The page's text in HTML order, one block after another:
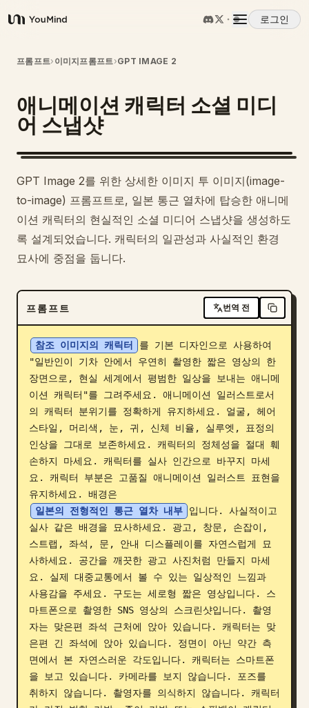
YouMind
로그인
개요
사용 사례
스킬
프롬프트
가격
블로그
업데이트
프롬프트› 이미지프롬프트›GPT IMAGE 2
애니메이션 캐릭터 소셜 미디
어 스냅샷
GPT Image 2를 위한 상세한 이미지 투 이미지(image-
to-image) 프롬프트로, 일본 통근 열차에 탑승한 애니메
이션 캐릭터의 현실적인 소셜 미디어 스냅샷을 생성하도
록 설계되었습니다. 캐릭터의 일관성과 사실적인 환경
묘사에 중점을 둡니다.
프롬프트 번역 전
참조 이미지의 캐릭터
를 기본 디자인으로 사용하여
"일반인이 기차 안에서 우연히 촬영한 짧은 영상의 한
장면으로, 현실 세계에서 평범한 일상을 보내는 애니메
이션 캐릭터"를 그려주세요. 애니메이션 일러스트로서
의 캐릭터 분위기를 정확하게 유지하세요. 얼굴, 헤어
스타일, 머리색, 눈, 귀, 신체 비율, 실루엣, 표정의
인상을 그대로 보존하세요. 캐릭터의 정체성을 절대 훼
손하지 마세요. 캐릭터를 실사 인간으로 바꾸지 마세
요. 캐릭터 부분은 고품질 애니메이션 일러스트 표현을
유지하세요. 배경은
일본의 전형적인 통근 열차 내부
입니다. 사실적이고
실사 같은 배경을 묘사하세요. 광고, 창문, 손잡이,
스트랩, 좌석, 문, 안내 디스플레이를 자연스럽게 묘
사하세요. 공간을 깨끗한 광고 사진처럼 만들지 마세
요. 실제 대중교통에서 볼 수 있는 일상적인 느낌과
사용감을 주세요. 구도는 세로형 짧은 영상입니다. 스
마트폰으로 촬영한 SNS 영상의 스크린샷입니다. 촬영
자는 맞은편 좌석 근처에 앉아 있습니다. 캐릭터는 맞
은편 긴 좌석에 앉아 있습니다. 정면이 아닌 약간 측
면에서 본 자연스러운 각도입니다. 캐릭터는 스마트폰
을 보고 있습니다. 카메라를 보지 않습니다. 포즈를
취하지 않습니다. 촬영자를 의식하지 않습니다. 캐릭터